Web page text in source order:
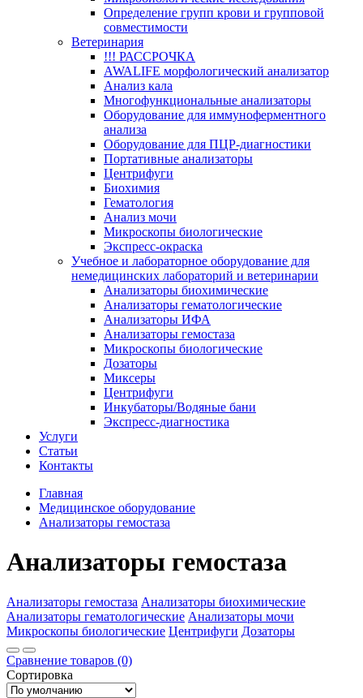
Определение групп крови и групповой
совместимости
Ветеринария
!!! РАССРОЧКА
AWALIFE морфологический анализатор
Анализ кала
Многофункциональные анализаторы
Оборудование для иммуноферментного
анализа
Оборудование для ПЦР-диагностики
Портативные анализаторы
Центрифуги
Биохимия
Гематология
Анализ мочи
Микроскопы биологические
Экспресс-окраска
Учебное и лабораторное оборудование для
немедицинских лабораторий и ветеринарии
Анализаторы биохимические
Анализаторы гематологические
Анализаторы ИФА
Анализаторы гемостаза
Микроскопы биологические
Дозаторы
Миксеры
Центрифуги
Инкубаторы/Водяные бани
Экспресс-диагностика
Услуги
Статьи
Контакты
Главная
Медицинское оборудование
Анализаторы гемостаза
Анализаторы гемостаза
Анализаторы гемостаза Анализаторы биохимические
Анализаторы гематологические Анализаторы мочи
Микроскопы биологические Центрифуги Дозаторы
Сравнение товаров (0)
Сортировка